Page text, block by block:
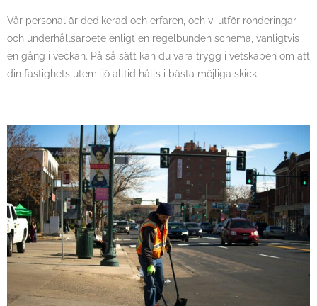
Vår personal är dedikerad och erfaren, och vi utför ronderingar
och underhållsarbete enligt en regelbunden schema, vanligtvis
en gång i veckan. På så sätt kan du vara trygg i vetskapen om att
din fastighets utemiljö alltid hålls i bästa möjliga skick.